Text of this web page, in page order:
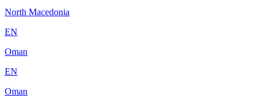
North Macedonia
EN
Oman
EN
Oman